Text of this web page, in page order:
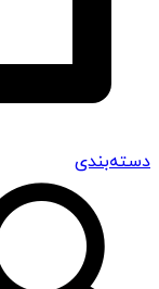
دسته‌بندی